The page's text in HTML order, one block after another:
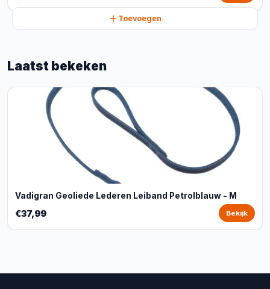
Toevoegen
Laatst bekeken
Vadigran Geoliede Lederen Leiband Petrolblauw - M
€37,99 Bekijk